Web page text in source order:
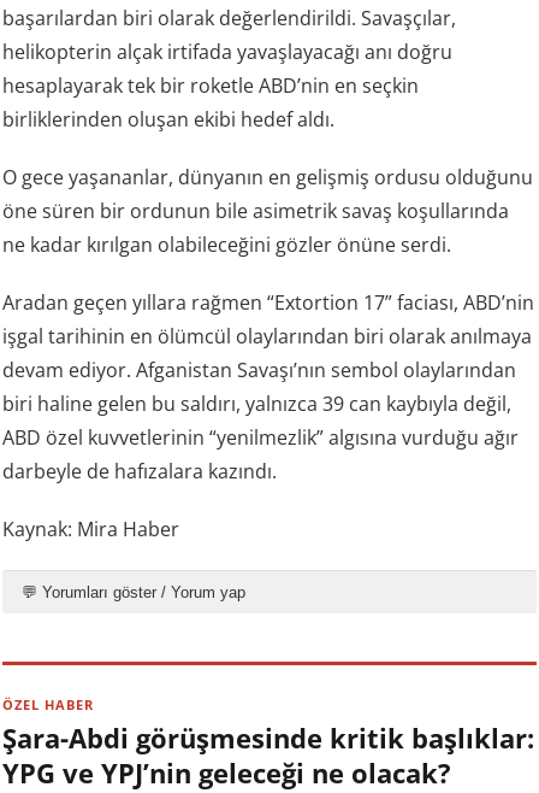
başarılardan biri olarak değerlendirildi. Savaşçılar,
helikopterin alçak irtifada yavaşlayacağı anı doğru
hesaplayarak tek bir roketle ABD’nin en seçkin
birliklerinden oluşan ekibi hedef aldı.
O gece yaşananlar, dünyanın en gelişmiş ordusu olduğunu
öne süren bir ordunun bile asimetrik savaş koşullarında
ne kadar kırılgan olabileceğini gözler önüne serdi.
Aradan geçen yıllara rağmen “Extortion 17” faciası, ABD’nin
işgal tarihinin en ölümcül olaylarından biri olarak anılmaya
devam ediyor. Afganistan Savaşı’nın sembol olaylarından
biri haline gelen bu saldırı, yalnızca 39 can kaybıyla değil,
ABD özel kuvvetlerinin “yenilmezlik” algısına vurduğu ağır
darbeyle de hafızalara kazındı.
Kaynak: Mira Haber
💬 Yorumları göster / Yorum yap
ÖZEL HABER
Şara-Abdi görüşmesinde kritik başlıklar:
YPG ve YPJ’nin geleceği ne olacak?